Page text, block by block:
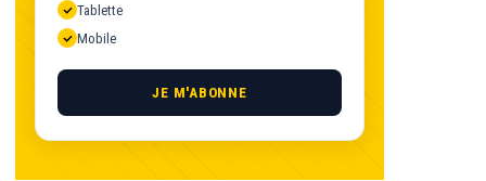
Tablette
Mobile
JE M'ABONNE